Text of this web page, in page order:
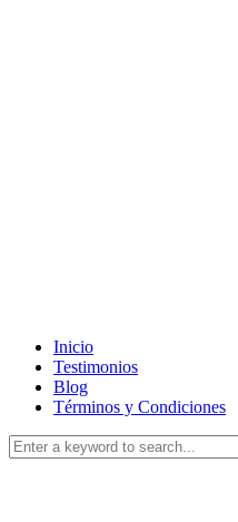
Inicio
Testimonios
Blog
Términos y Condiciones